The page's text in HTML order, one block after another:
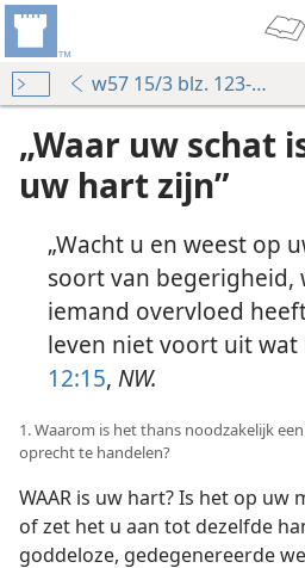
w57 15/3 blz. 123-133
„Waar uw schat
uw hart zijn”
„Wacht u en weest op
soort van begerigheid,
iemand overvloed
leven niet voort uit
12:15, NW.
1. Waarom is het thans noodzakelijk
oprecht te handelen?
WAAR is uw hart? Is het op uw
of zet het u aan tot dezelfde
goddeloze, gedegenereerde